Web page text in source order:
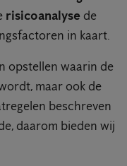
risicoanalyse de
in kaart.
opstellen waarin de
maar ook de
beschreven
daarom bieden wij